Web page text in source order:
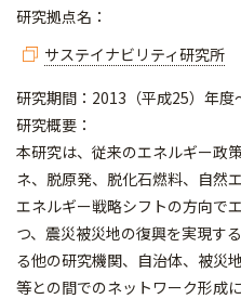
研究拠点名：
サステイナビリティ研究所
研究期間：2013（平成25）年度
研究概要：
本研究は、従来のエネルギー政
ネ、脱原発、脱化石燃料、自然
エネルギー戦略シフトの方向で
つ、震災被災地の復興を実現す
る他の研究機関、自治体、被災
等との間でのネットワーク形成